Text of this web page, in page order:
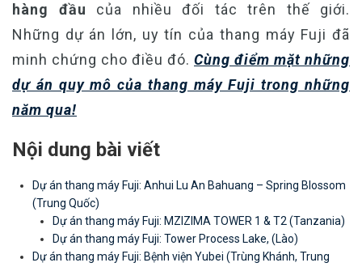
hàng đầu của nhiều đối tác trên thế giới.
Những dự án lớn, uy tín của thang máy Fuji đã
minh chứng cho điều đó. Cùng điểm mặt những
dự án quy mô của thang máy Fuji trong những
năm qua!
Nội dung bài viết
Dự án thang máy Fuji: Anhui Lu An Bahuang – Spring Blossom
(Trung Quốc)
Dự án thang máy Fuji: MZIZIMA TOWER 1 & T2 (Tanzania)
Dự án thang máy Fuji: Tower Process Lake, (Lào)
Dự án thang máy Fuji: Bệnh viện Yubei (Trùng Khánh, Trung